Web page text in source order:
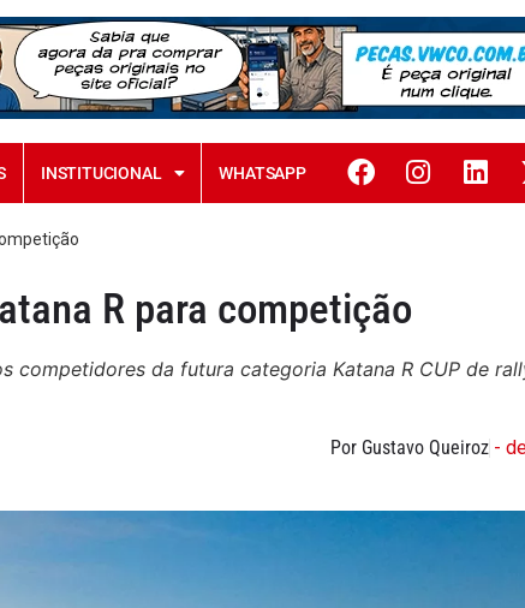
INSTITUCIONAL WHATSAPP
R para competição
competidores da futura categoria Katana R CUP de
Por Gustavo Queiroz -